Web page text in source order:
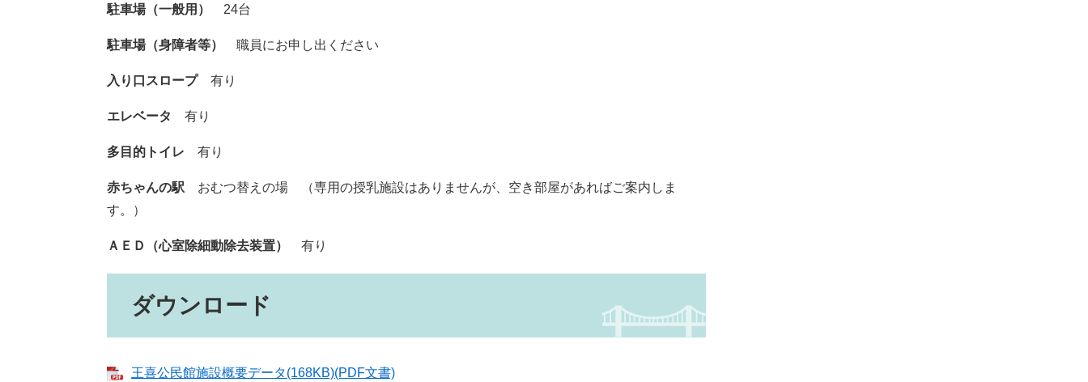
駐車場（一般用） 24台
駐車場（身障者等） 職員にお申し出ください
入り口スロープ 有り
エレベータ 有り
多目的トイレ 有り
赤ちゃんの駅 おむつ替えの場 （専用の授乳施設はありませんが、空き部屋があればご案内しま
す。）
ＡＥＤ（心室除細動除去装置） 有り
ダウンロード
王喜公民館施設概要データ(168KB)(PDF文書)